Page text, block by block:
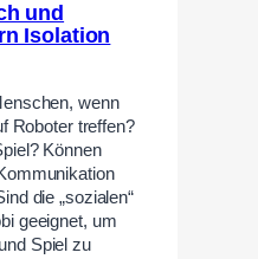
und
Isolation
wenn
Roboter treffen?
Können
die „sozialen“
geeignet, um
Spiel zu